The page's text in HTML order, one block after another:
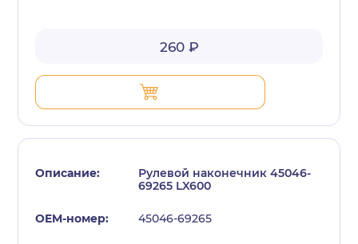
260 ₽
Рулевой наконечник 45046-
69265 LX600
45046-69265